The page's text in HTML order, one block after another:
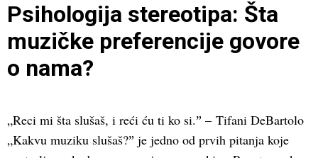
Psihologija stereotipa: Šta
muzičke preferencije govore
o nama?
„Reci mi šta slušaš, i reći ću ti ko si.ˮ – Tifani DeBartolo
„Kakvu muziku slušaš?ˮ je jedno od prvih pitanja koje